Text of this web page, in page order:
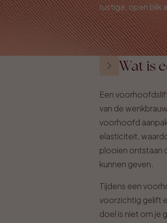
rustige, open blik
Wat is
Een
van de
voorhoofd
elasticiteit,
plooien ontstaan
kunnen geven.
Tijdens een
voorzichtig gelift
doel is niet om je